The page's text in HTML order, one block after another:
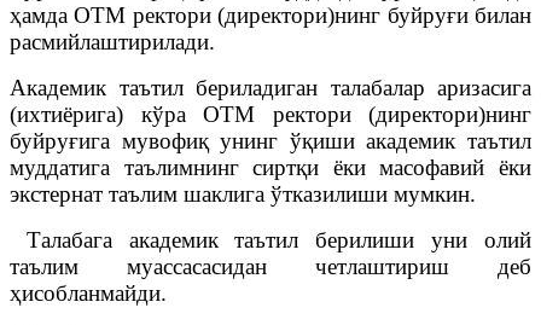
ҳамда ОТМ ректори (директори)нинг буйруғи билан
расмийлаштирилади.
Академик таътил бериладиган талабалар аризасига
(ихтиёрига) кўра ОТМ ректори (директори)нинг
буйруғига мувофиқ унинг ўқиши академик таътил
муддатига таълимнинг сиртқи ёки масофавий ёки
экстернат таълим шаклига ўтказилиши мумкин.
Талабага академик таътил берилиши уни олий
таълим муассасасидан четлаштириш деб
ҳисобланмайди.